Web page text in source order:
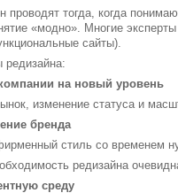
проводят тогда, когда
«модно». Многие
сайты).
редизайна:
на новый уровень
изменение статуса и
бренда
стиль со временем
редизайна
среду